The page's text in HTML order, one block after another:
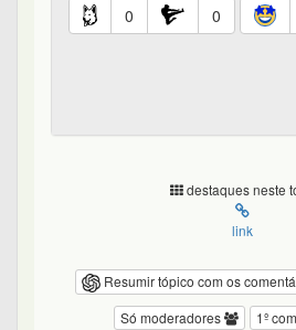
0 0
destaques neste
link
Resumir tópico com os
1º
Só moderadores